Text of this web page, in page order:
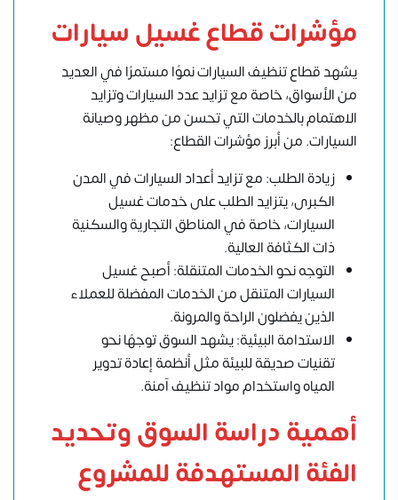
مؤشرات قطاع غسيل سيارات
يشهد قطاع تنظيف السيارات نموًا مستمرًا في العديد
من الأسواق، خاصة مع تزايد عدد السيارات وتزايد
الاهتمام بالخدمات التي تحسن من مظهر وصيانة
السيارات. من أبرز مؤشرات القطاع:
زيادة الطلب: مع تزايد أعداد السيارات في المدن
الكبرى، يتزايد الطلب على خدمات غسيل
السيارات، خاصة في المناطق التجارية والسكنية
ذات الكثافة العالية.
التوجه نحو الخدمات المتنقلة: أصبح غسيل
السيارات المتنقل من الخدمات المفضلة للعملاء
الذين يفضلون الراحة والمرونة.
الاستدامة البيئية: يشهد السوق توجهًا نحو
تقنيات صديقة للبيئة مثل أنظمة إعادة تدوير
المياه واستخدام مواد تنظيف آمنة.
أهمية دراسة السوق وتحديد
الفئة المستهدفة للمشروع